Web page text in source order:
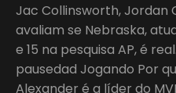
Jac Collinsworth, Jordan
avaliam se Nebraska,
e 15 na pesquisa AP, é
pausedad Jogando Por
Alexander é a líder do